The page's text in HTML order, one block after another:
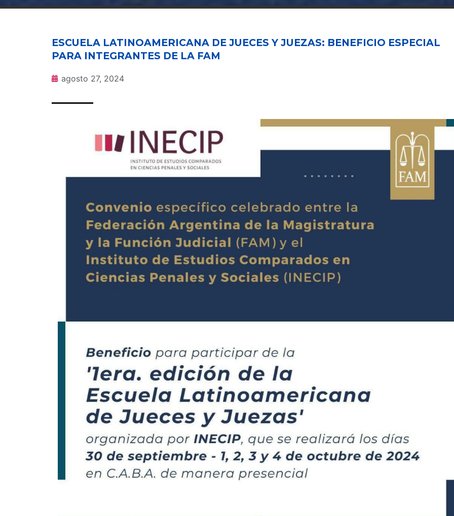
ESCUELA LATINOAMERICANA DE JUECES Y JUEZAS: BENEFICIO ESPECIAL
PARA INTEGRANTES DE LA FAM
agosto 27, 2024